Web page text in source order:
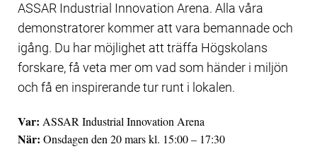
ASSAR Industrial Innovation Arena. Alla våra
demonstratorer kommer att vara bemannade och
igång. Du har möjlighet att träffa Högskolans
forskare, få veta mer om vad som händer i miljön
och få en inspirerande tur runt i lokalen.
Var: ASSAR Industrial Innovation Arena
När: Onsdagen den 20 mars kl. 15:00 – 17:30